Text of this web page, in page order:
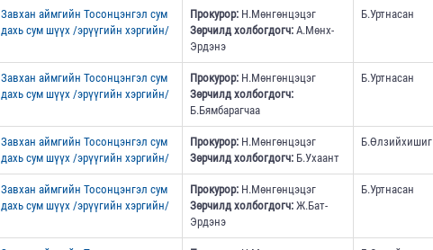
Завхан аймгийн Тосонцэнгэл сум
дахь сум шүүх /эрүүгийн хэргийн/
Прокурор:Н.Мөнгөнцэцэг
Зөрчилд холбогдогч:А.Мөнх-
Эрдэнэ
Б.Уртнасан
Завхан аймгийн Тосонцэнгэл сум
дахь сум шүүх /эрүүгийн хэргийн/
Прокурор:Н.Мөнгөнцэцэг
Зөрчилд холбогдогч:
Б.Бямбарагчаа
Б.Уртнасан
Завхан аймгийн Тосонцэнгэл сум
дахь сум шүүх /эрүүгийн хэргийн/
Прокурор:Н.Мөнгөнцэцэг
Зөрчилд холбогдогч:Б.Ухаант
Б.Өлзийхишиг
Завхан аймгийн Тосонцэнгэл сум
дахь сум шүүх /эрүүгийн хэргийн/
Прокурор:Н.Мөнгөнцэцэг
Зөрчилд холбогдогч:Ж.Бат-
Эрдэнэ
Б.Уртнасан